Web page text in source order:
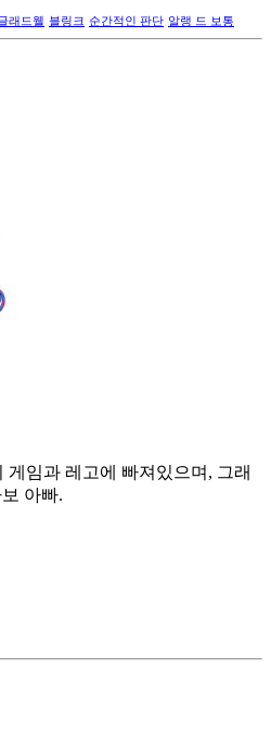
래드웰 블링크 순간적인 판단 알랭 드 보통
게임과 레고에 빠져있으며, 그래
아빠.